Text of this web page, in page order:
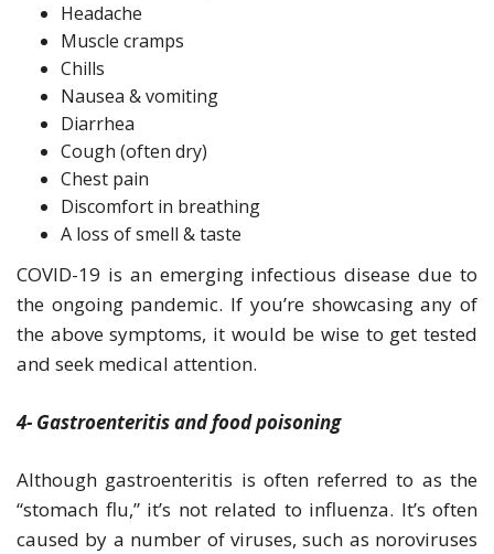
Headache
Muscle cramps
Chills
Nausea & vomiting
Diarrhea
Cough (often dry)
Chest pain
Discomfort in breathing
A loss of smell & taste
COVID-19 is an emerging infectious disease due to
the ongoing pandemic. If you’re showcasing any of
the above symptoms, it would be wise to get tested
and seek medical attention.
4- Gastroenteritis and food poisoning
Although gastroenteritis is often referred to as the
“stomach flu,” it’s not related to influenza. It’s often
caused by a number of viruses, such as noroviruses